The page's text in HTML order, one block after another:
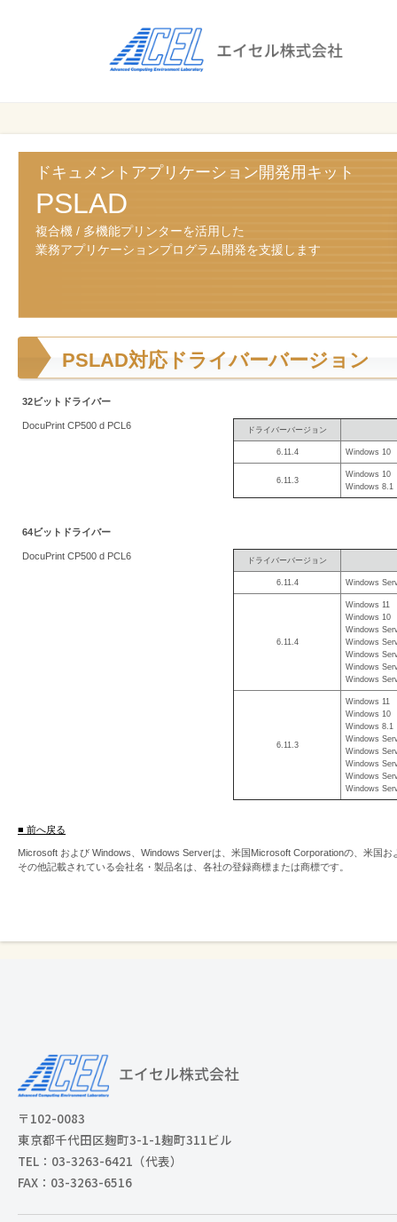
株式会社
ス
効
率
ス
削
支
ドキュメントアプリケーション開発用キット
PSLAD
複合機 / 多機能プリンターを活用した
業務アプリケーションプログラム開発を支援します
PSLAD対応ドライバーバージョン
32ビットドライバー
DocuPrint CP500 d PCL6 ドライバーバージョン
6.11.4 Windows 10
6.11.3
Windows 10
Windows 8.1
64ビットドライバー
DocuPrint CP500 d PCL6 ドライバーバージョン
6.11.4 Windows
6.11.4
Windows 11
Windows 10
Windows
Windows
Windows
Windows
Windows
6.11.3
Windows 11
Windows 10
Windows 8.1
Windows
Windows
Windows
Windows
Windows
■ 前へ戻る
Microsoft および Windows、Windows Serverは、米国Microsoft Corporationの、米国
その他記載されている会社名・製品名は、各社の登録商標または商標です。
〒102-0083
東京都千代田区麹町3-1-1麹町311ビル
TEL：03-3263-6421（代表）
FAX：03-3263-6516
セ
株
式
会
社